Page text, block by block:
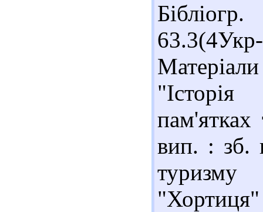
пам'ятках
вип. : зб.
туризму